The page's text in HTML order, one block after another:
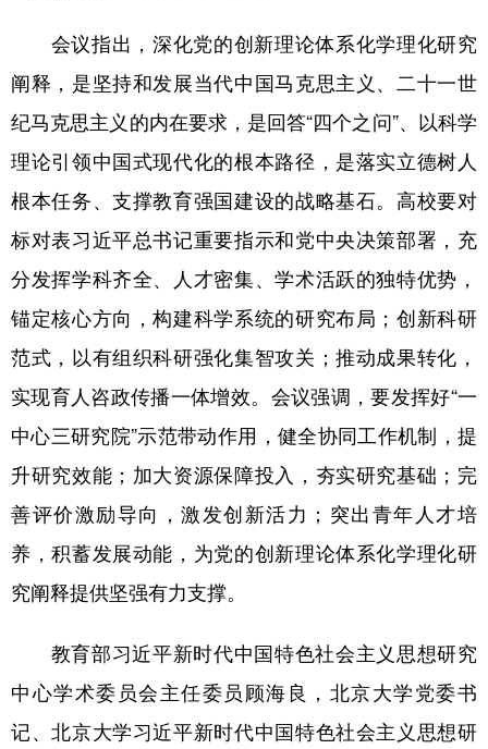
浙江 安徽 福建 江西
广东 广西 海南 重庆
四川 贵州 云南 西藏
陕西 甘肃 青海 宁夏
新疆 内蒙古 黑龙江
多语种频道
Русский язык 日本語 한국어
Deutsch Português
会议指出，深化党的创新理论体系化学理化研究
阐释，是坚持和发展当代中国马克思主义、二十一世
纪马克思主义的内在要求，是回答“四个之问”、以科学
理论引领中国式现代化的根本路径，是落实立德树人
根本任务、支撑教育强国建设的战略基石。高校要对
标对表习近平总书记重要指示和党中央决策部署，充
分发挥学科齐全、人才密集、学术活跃的独特优势，
锚定核心方向，构建科学系统的研究布局；创新科研
范式，以有组织科研强化集智攻关；推动成果转化，
实现育人咨政传播一体增效。会议强调，要发挥好“一
中心三研究院”示范带动作用，健全协同工作机制，提
升研究效能；加大资源保障投入，夯实研究基础；完
善评价激励导向，激发创新活力；突出青年人才培
养，积蓄发展动能，为党的创新理论体系化学理化研
究阐释提供坚强有力支撑。
教育部习近平新时代中国特色社会主义思想研究
中心学术委员会主任委员顾海良，北京大学党委书
记、北京大学习近平新时代中国特色社会主义思想研